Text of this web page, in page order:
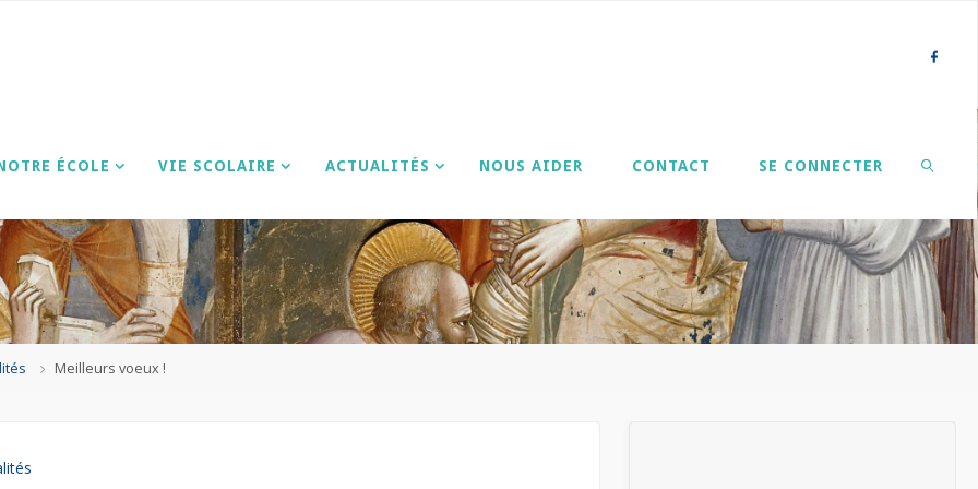
ÉCOLE VIE SCOLAIRE ACTUALITÉS NOUS AIDER CONTACT SE CONNECTER
SEARCH
Meilleurs voeux !